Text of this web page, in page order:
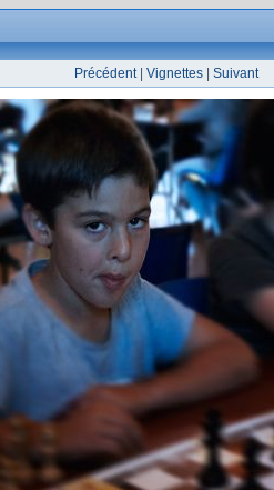
Précédent| Vignettes Suivant